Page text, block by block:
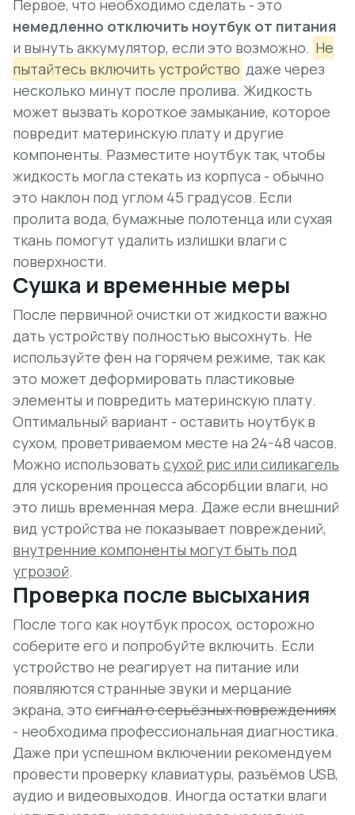
Первое, что необходимо сделать - это
немедленно отключить ноутбук от питания
и вынуть аккумулятор, если это возможно. Не
пытайтесь включить устройство даже через
несколько минут после пролива. Жидкость
может вызвать короткое замыкание, которое
повредит материнскую плату и другие
компоненты. Разместите ноутбук так, чтобы
жидкость могла стекать из корпуса - обычно
это наклон под углом 45 градусов. Если
пролита вода, бумажные полотенца или сухая
ткань помогут удалить излишки влаги с
поверхности.
Сушка и временные меры
После первичной очистки от жидкости важно
дать устройству полностью высохнуть. Не
используйте фен на горячем режиме, так как
это может деформировать пластиковые
элементы и повредить материнскую плату.
Оптимальный вариант - оставить ноутбук в
сухом, проветриваемом месте на 24-48 часов.
Можно использовать сухой рис или силикагель
для ускорения процесса абсорбции влаги, но
это лишь временная мера. Даже если внешний
вид устройства не показывает повреждений,
внутренние компоненты могут быть под
угрозой.
Проверка после высыхания
После того как ноутбук просох, осторожно
соберите его и попробуйте включить. Если
устройство не реагирует на питание или
появляются странные звуки и мерцание
экрана, это сигнал о серьёзных повреждениях
- необходима профессиональная диагностика.
Даже при успешном включении рекомендуем
провести проверку клавиатуры, разъёмов USB,
аудио и видеовыходов. Иногда остатки влаги